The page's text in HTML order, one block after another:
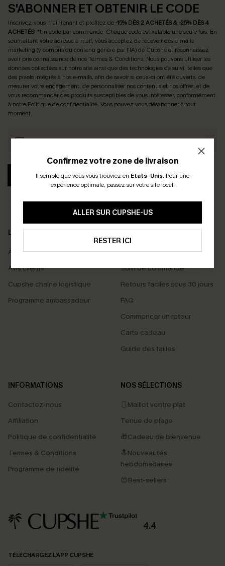
Confirmez votre zone de livraison
Il semble que vous vous trouviez en États-Unis. Pour une
expérience optimale, passez sur votre site local.
ALLER SUR CUPSHE-US
RESTER ICI
S'ABONNER ET OBTENIR LE CODE
Inscrivez-vous maintenant et profitez de -15% DÈS 2 ACHETÉS & -25% DÈS 4
ACHETÉS! *Un code par commande. Chaque code est valable une seule fois. En
soumettant votre adresse e-mail, vous acceptez de recevoir des e-mails
marketing (y compris du contenu généré par l'IA) de Cupshe et reconnaissez
avoir pris connaissance de nosTermes & Conditions. Nous pouvons utiliser les
données collectées sur notre site ainsi que des technologies de suivi, telles que
des pixels intégrés à nos e-mails, afin de savoir si ceux-ci ont été ouverts, de
mesurer votre engagement, de personnaliser nos contenus et nos offres, et de
vous recommander des produits susceptibles de vous intéresser, conformément
à notre Politique de confidentialité. Vous pouvez vous désabonner à tout
moment.
S'ABONNER
LA MARQUE
À propos de nous
Avis clients
Cupshe chaîne logistique
Programme ambassadeur
SERVICES
Livraison offerte dès 55 €
Suivi de commande
Retours faciles sous 30 jours
FAQ
Commencer un retour
Carte cadeau
Guide des tailles
INFORMATIONS
Contactez-nous
Affiliation
Politique de confidentialité
Termes & Conditions
Programme de fidélité
NOS SÉLECTIONS
🩱Maillot ventre plat
Tenue de plage
🎁Cadeau de bienvenue
🔝Nouveautés
hebdomadaires
😍Best-sellers
4.4
TÉLÉCHARGEZ L’APP CUPSHE
PROFITEZ DE -15%